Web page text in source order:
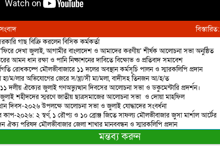
বিস্তারিত:
গাছ বিক্রি করলেন বিসিক কর্মকর্তা
দেখা জুলাই, আগামীর বাংলাদেশ ও আমাদের করণীয়’ শীর্ষক আলোচনা সভা অনুষ্ঠিত
আমন ধান রক্ষা ও পানি নিষ্কাশনের দাবিতে বিক্ষোভ ও প্রতিবাদ সমাবেশ
রোধকল্পে মৌলভীবাজারে ১১ দলের অবস্থান কর্মসূচি পালন ও স্মারকলিপি প্রদান
হা/ম/লার অভিযোগের জেরে স/ন্ত্রা/সী মা/মলা, বাদীসহ তিনজন আ/হ/ত
দলীয় ঐক্যের জুলাই গণঅভ্যুত্থান দিবসের আলোচনা সভা ও ডকুমেন্টারি প্রদর্শন।
শহীদদের স্মরণে জাতীয় ছাত্রসমাজের আলোচনা সভা ও দোয়া মাহফিল
দিবস-২০২৬ উপলক্ষে আলোচনা সভা ও জুলাই যোদ্ধাদের সংবর্ধনা
কাপ-২০২৬: ২ স্বর্ণ, ১ রৌপ্য ও ১০ ব্রোঞ্জ জিতে সাফল্য মৌলভীবাজার জুসা মার্শাল আর্টের
ঐক্য পরিষদ মৌলভীবাজার জেলা শাখার মানববন্ধন ও স্মারকলিপি প্রদান
মন্তব্য করুন